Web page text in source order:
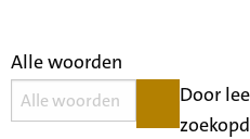
Alle woorden
Door